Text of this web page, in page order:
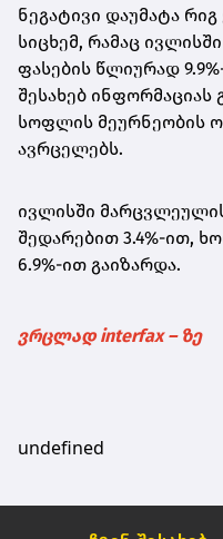
ნეგატივი დაუმატა
სიცხემ, რამაც
ფასების წლიურად
შესახებ ინფორმაციას
სოფლის მეურნეობის
ავრცელებს.
ივლისში
შედარებით 3.4%-ით,
6.9%-ით გაიზარდა.
ვრცლად interfax – ზე
undefined